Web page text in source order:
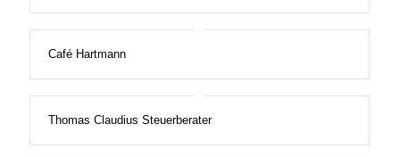
Café Hartmann
Thomas Claudius Steuerberater